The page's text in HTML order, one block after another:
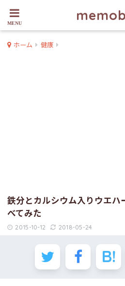
ホーム 健康
鉄分とカルシウム入りウエハ
べてみた
2015-10-12 2018-05-24